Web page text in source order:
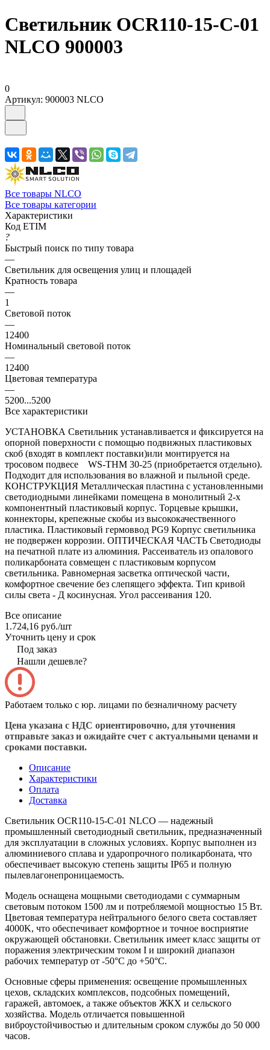
Светильник OCR110-15-C-01
NLCO 900003
0
Артикул: 900003 NLCO
Все товары NLCO
Все товары категории
Характеристики
Код ETIM
?
Быстрый поиск по типу товара
—
Светильник для освещения улиц и площадей
Кратность товара
—
1
Световой поток
—
12400
Номинальный световой поток
—
12400
Цветовая температура
—
5200...5200
Все характеристики
УСТАНОВКА Светильник устанавливается и фиксируется на
опорной поверхности с помощью подвижных пластиковых
скоб (входят в комплект поставки)или монтируется на
тросовом подвесе WS-THM 30-25 (приобретается отдельно).
Подходит для использования во влажной и пыльной среде.
КОНСТРУКЦИЯ Металлическая пластина с установленными
светодиодными линейками помещена в монолитный 2-х
компонентный пластиковый корпус. Торцевые крышки,
коннекторы, крепежные скобы из высококачественного
пластика. Пластиковый гермоввод PG9 Корпус светильника
не подвержен коррозии. ОПТИЧЕСКАЯ ЧАСТЬ Светодиоды
на печатной плате из алюминия. Рассеиватель из опалового
поликарбоната совмещен с пластиковым корпусом
светильника. Равномерная засветка оптической части,
комфортное свечение без слепящего эффекта. Тип кривой
силы света - Д косинусная. Угол рассеивания 120.
Все описание
1.724,16 руб./шт
Уточнить цену и срок
Под заказ
Нашли дешевле?
Работаем только с юр. лицами по безналичному расчету
Цена указана с НДС ориентировочно, для уточнения
отправьте заказ и ожидайте счет с актуальными ценами и
сроками поставки.
Описание
Характеристики
Оплата
Доставка
Светильник OCR110-15-C-01 NLCO — надежный
промышленный светодиодный светильник, предназначенный
для эксплуатации в сложных условиях. Корпус выполнен из
алюминиевого сплава и ударопрочного поликарбоната, что
обеспечивает высокую степень защиты IP65 и полную
пылевлагонепроницаемость.
Модель оснащена мощными светодиодами с суммарным
световым потоком 1500 лм и потребляемой мощностью 15 Вт.
Цветовая температура нейтрального белого света составляет
4000K, что обеспечивает комфортное и точное восприятие
окружающей обстановки. Светильник имеет класс защиты от
поражения электрическим током I и широкий диапазон
рабочих температур от -50°C до +50°C.
Основные сферы применения: освещение промышленных
цехов, складских комплексов, подсобных помещений,
гаражей, автомоек, а также объектов ЖКХ и сельского
хозяйства. Модель отличается повышенной
виброустойчивостью и длительным сроком службы до 50 000
часов.